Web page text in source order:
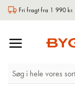
Fri fragt fra 1 990 kr.